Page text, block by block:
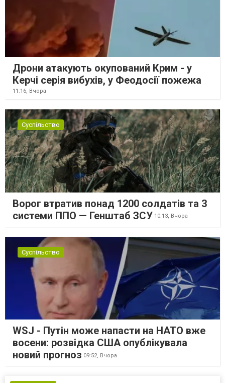
Дрони атакують окупований Крим - у
Керчі серія вибухів, у Феодосії пожежа
11:16, Вчора
Суспільство
Ворог втратив понад 1200 солдатів та 3
системи ППО — Генштаб ЗСУ 10:13, Вчора
Суспільство
WSJ - Путін може напасти на НАТО вже
восени: розвідка США опублікувала
новий прогноз 09:52, Вчора